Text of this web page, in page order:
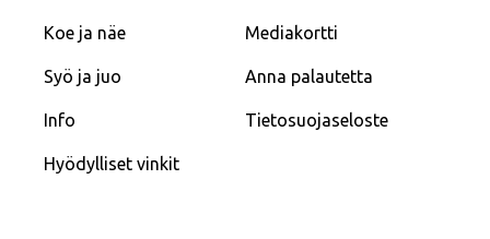
Koe ja näe
Syö ja juo
Info
Hyödylliset vinkit
Mediakortti
Anna palautetta
Tietosuojaseloste